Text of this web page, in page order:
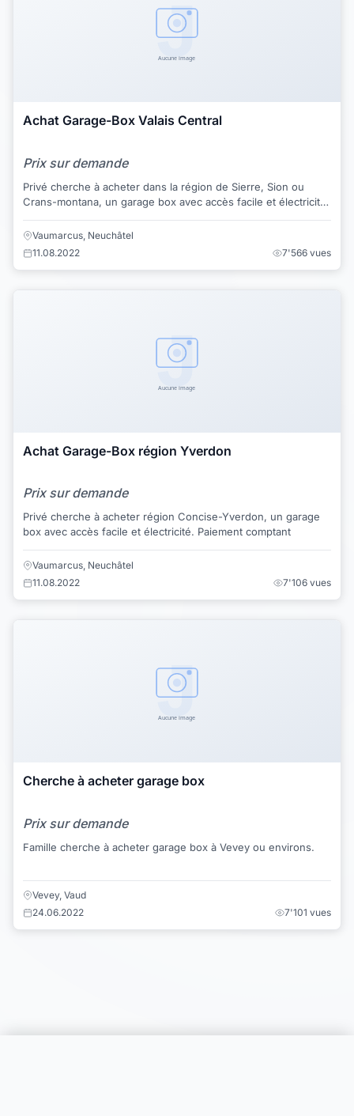
Achat Garage-Box Valais Central
Prix sur demande
Privé cherche à acheter dans la région de Sierre, Sion ou
Crans-montana, un garage box avec accès facile et électricité.
Vaumarcus, Neuchâtel
11.08.2022
7'566 vues
Achat Garage-Box région Yverdon
Prix sur demande
Privé cherche à acheter région Concise-Yverdon, un garage
box avec accès facile et électricité. Paiement comptant
Vaumarcus, Neuchâtel
11.08.2022
7'106 vues
Cherche à acheter garage box
Prix sur demande
Famille cherche à acheter garage box à Vevey ou environs.
Vevey, Vaud
24.06.2022
7'101 vues